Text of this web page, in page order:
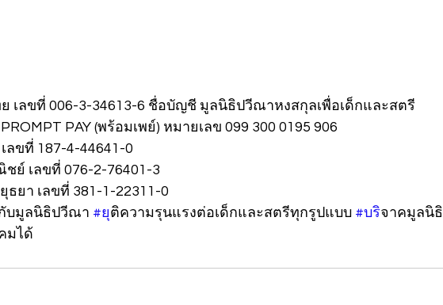
เลขที่ 006-3-34613-6 ชื่อบัญชี มูลนิธิปวีณาหงสกุลเพื่อเด็กและสตรี
PAY (พร้อมเพย์) หมายเลข 099 300 0195 906
ลขที่ 187-4-44641-0
ย์ เลขที่ 076-2-76401-3
ธยา เลขที่ 381-1-22311-0
บมูลนิธิปวีณา #ยุติความรุนแรงต่อเด็กและสตรีทุกรูปแบบ #บริจาคมูลนิธิ
มได้